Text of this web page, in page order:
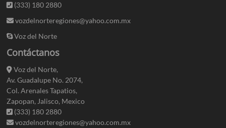
(333) 180 2880
vozdelnorteregiones@yahoo.com.mx
Voz del Norte
Contáctanos
Voz del Norte,
Av. Guadalupe No. 2074,
Col. Arenales Tapatios,
Zapopan, Jalisco, Mexico
(333) 180 2880
vozdelnorteregiones@yahoo.com.mx